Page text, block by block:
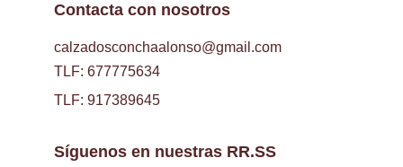
Contacta con nosotros
calzadosconchaalonso@gmail.com
Síguenos en nuestras RR.SS
TLF: 677775634
TLF: 917389645